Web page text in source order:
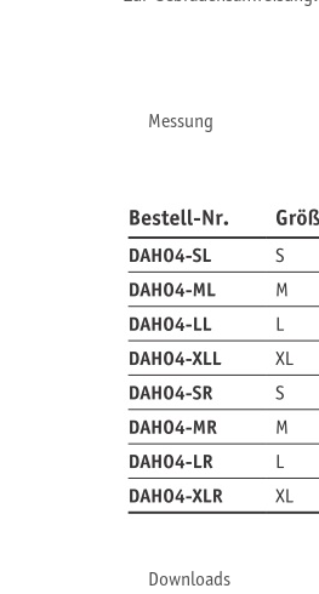
Messung
Downloads